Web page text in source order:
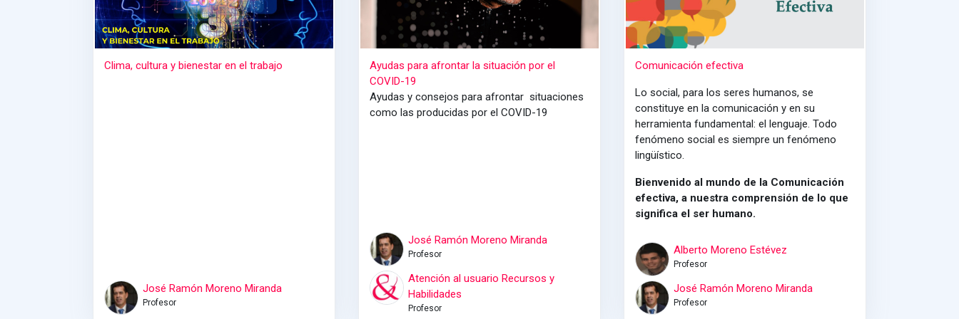
Clima, cultura y bienestar en el trabajo
José Ramón Moreno Miranda
Profesor
Ayudas para afrontar la situación por el
COVID-19
Ayudas y consejos para afrontar situaciones
como las producidas por el COVID-19
José Ramón Moreno Miranda
Profesor
Atención al usuario Recursos y
Habilidades
Profesor
Comunicación efectiva
Lo social, para los seres humanos, se
constituye en la comunicación y en su
herramienta fundamental: el lenguaje. Todo
fenómeno social es siempre un fenómeno
lingüístico.
Bienvenido al mundo de la Comunicación
efectiva, a nuestra comprensión de lo que
significa el ser humano.
Alberto Moreno Estévez
Profesor
José Ramón Moreno Miranda
Profesor